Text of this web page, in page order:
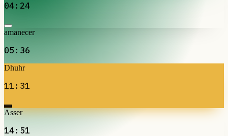
04:24
amanecer
05:36
Dhuhr
11:31
Asser
14:51